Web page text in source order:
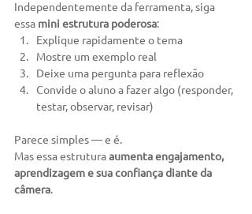
Independentemente da ferramenta, siga
essa mini estrutura poderosa:
Explique rapidamente o tema
Mostre um exemplo real
Deixe uma pergunta para reflexão
Convide o aluno a fazer algo (responder,
testar, observar, revisar)
Parece simples — e é.
Mas essa estrutura aumenta engajamento,
aprendizagem e sua confiança diante da
câmera.